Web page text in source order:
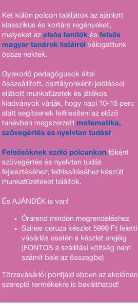
Két külön polcon találjátok az ajánlott
klasszikus és kortárs regényeket,
melyeket az alsós tanítók és felsős
magyar tanárok listáiról válogattunk
össze nektek.
Gyakorló pedagógusok által
összeállított, osztályonkénti jelöléssel
ellátott munkafüzetek és játékos
kiadványok várják, hogy napi 10-15 perc
alatt segítsenek felfrissíteni az előző
tanévben megszerzett matematika,
szövegértés és nyelvtan tudást.
Felsősöknek szóló polcunkon főként
szövegértés és nyelvtan tudás
fejlesztéséhez, felfrissítéséhez készült
munkafüzeteket találtok.
És AJÁNDÉK is van!
Órarend minden megrendeléshez
Színes ceruza készlet 5999 Ft feletti
vásárlás esetén a készlet erejéig
(FONTOS a szállítási költség nem
számít bele az összegbe)
Törzsvásárlói pontjaid ebben az akcióban
szereplő termékekre is beválthatod!